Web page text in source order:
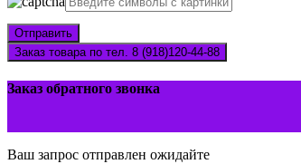
Отправить
Заказ товара по тел. 8 (918)120-44-88
Заказ обратного звонка
Ваш запрос отправлен ожидайте